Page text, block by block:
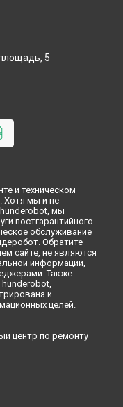
5
и техническом
Хотя мы и не
мы
постгарантийного
обслуживание
Обратите
сайте, не являются
информации,
Также
и
целей.
центр по ремонту